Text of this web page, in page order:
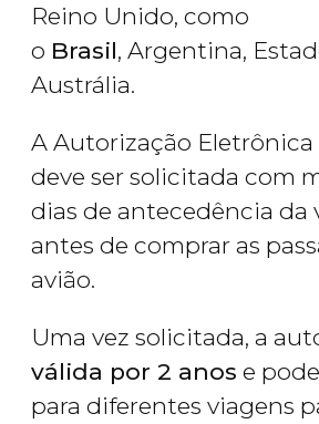
Reino Unido, como
o Brasil, Argentina,
Austrália.
A Autorização Eletrônica
deve ser solicitada com
dias de antecedência da
antes de comprar as
avião.
Uma vez solicitada, a
válida por 2 anos e
para diferentes viagens